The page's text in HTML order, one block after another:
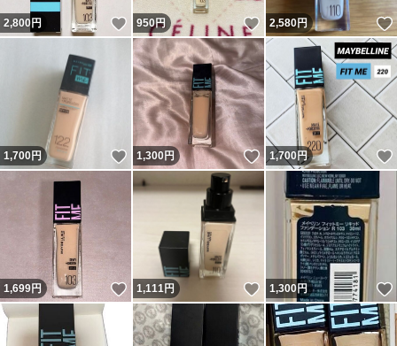
2,800円 いいね！
950円 いいね！
2,580円
1,700円 いいね！
1,300円 いいね！
1,700円
1,699円 いいね！
1,111円 いいね！
1,300円